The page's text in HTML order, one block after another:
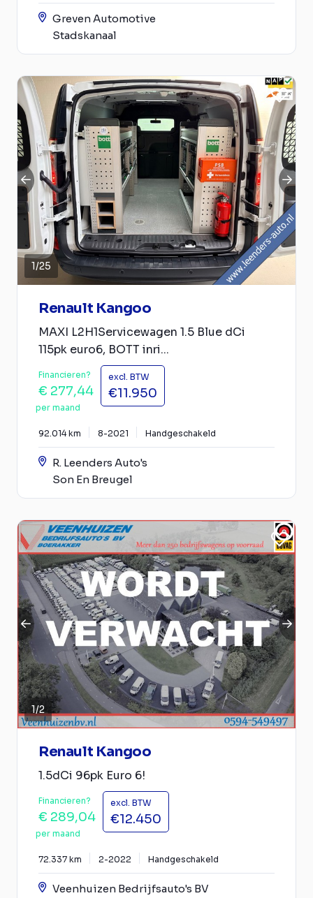
Greven Automotive
Stadskanaal
1/25
Renault Kangoo
MAXI L2H1Servicewagen 1.5 Blue dCi
115pk euro6, BOTT inri...
Financieren?
€ 277,44
per maand
excl. BTW
€11.950
92.014 km 8-2021 Handgeschakeld
R. Leenders Auto's
Son En Breugel
1/2
Renault Kangoo
1.5dCi 96pk Euro 6!
Financieren?
€ 289,04
per maand
excl. BTW
€12.450
72.337 km 2-2022 Handgeschakeld
Veenhuizen Bedrijfsauto's BV